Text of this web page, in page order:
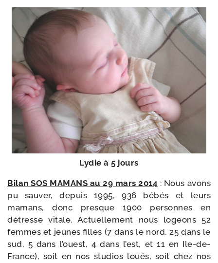
Lydie à 5 jours
Bilan SOS MAMANS au 29 mars 2014 : Nous avons
pu sau­ver, depuis 1995, 936 bébés et leurs
mamans, donc presque 1900 per­sonnes en
détresse vitale. Actuellement nous logeons 52
femmes et jeunes filles (7 dans le nord, 25 dans le
sud, 5 dans l’ouest, 4 dans l’est, et 11 en Ile-​de-​
France), soit en nos stu­dios loués, soit chez nos